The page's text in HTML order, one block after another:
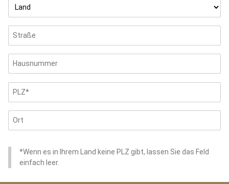
*Wenn es in Ihrem Land keine PLZ gibt, lassen Sie das Feld
einfach leer.